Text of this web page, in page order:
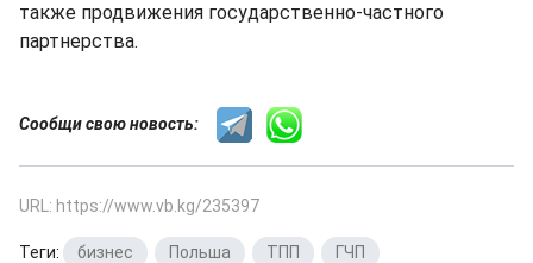
также продвижения государственно-частного
партнерства.
Сообщи свою новость:
URL: https://www.vb.kg/235397
Теги: бизнес Польша ТПП ГЧП